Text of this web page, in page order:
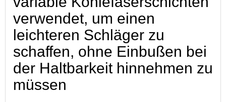
verwendet, um einen
leichteren Schläger zu
schaffen, ohne Einbußen bei
der Haltbarkeit hinnehmen zu
müssen